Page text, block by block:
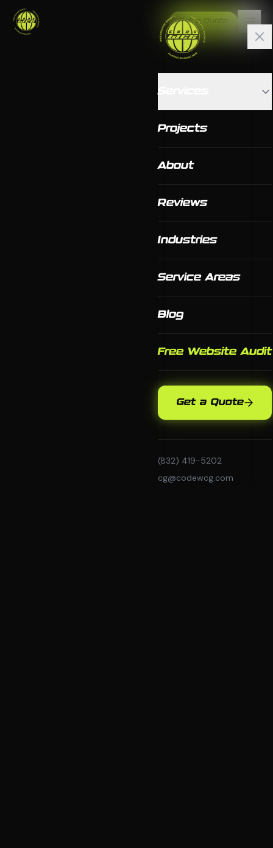
Get a Quote
Projects
About
Reviews
Industries
Service Areas
Blog
Free Website Audit
Get a Quote
(832) 419-5202
cg@codewcg.com